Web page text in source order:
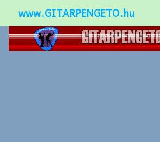
www.GITARPENGETO.hu
Népszerű-